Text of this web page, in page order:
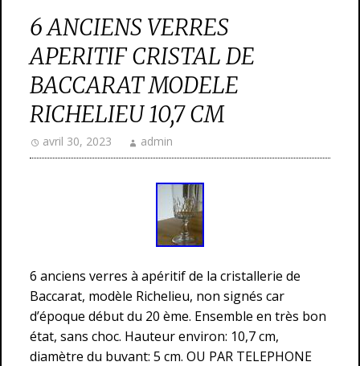
6 ANCIENS VERRES
APERITIF CRISTAL DE
BACCARAT MODELE
RICHELIEU 10,7 CM
avril 30, 2023 admin
6 anciens verres à apéritif de la cristallerie de
Baccarat, modèle Richelieu, non signés car
d’époque début du 20 ème. Ensemble en très bon
état, sans choc. Hauteur environ: 10,7 cm,
diamètre du buvant: 5 cm. OU PAR TELEPHONE